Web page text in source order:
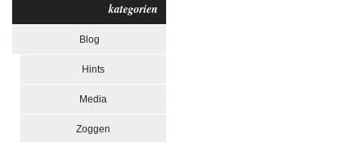
kategorien
Blog
Hints
Media
Zoggen